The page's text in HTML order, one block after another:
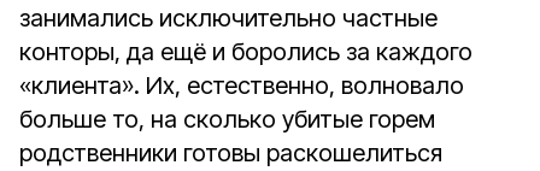
занимались исключительно частные
конторы, да ещё и боролись за каждого
«клиента». Их, естественно, волновало
больше то, на сколько убитые горем
родственники готовы раскошелиться